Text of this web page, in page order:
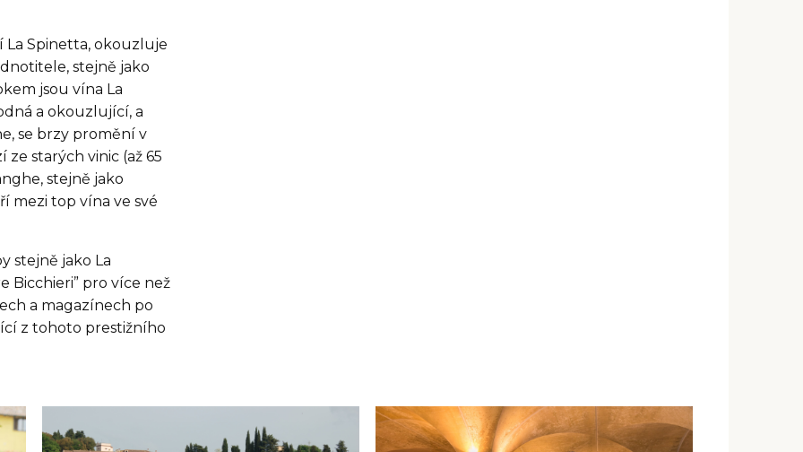
La Spinetta, okouzluje
stejně jako
jsou vína La
a okouzlující, a
se brzy promění v
starých vinic (až 65
stejně jako
mezi top vína ve své
stejně jako La
Bicchieri” pro více než
a magazínech po
z tohoto prestižního